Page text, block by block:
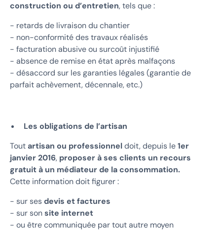
construction ou d’entretien, tels que :
- retards de livraison du chantier
- non-conformité des travaux réalisés
- facturation abusive ou surcoût injustifié
- absence de remise en état après malfaçons
- désaccord sur les garanties légales (garantie de
parfait achèvement, décennale, etc.)
Les obligations de l’artisan
Tout artisan ou professionneldoit, depuis le1er
janvier 2016, proposer à ses clients un recours
gratuit à un médiateur de la consommation.
Cette information doit figurer :
- sur sesdevis et factures
- sur sonsite internet
- ou être communiquée par tout autre moyen